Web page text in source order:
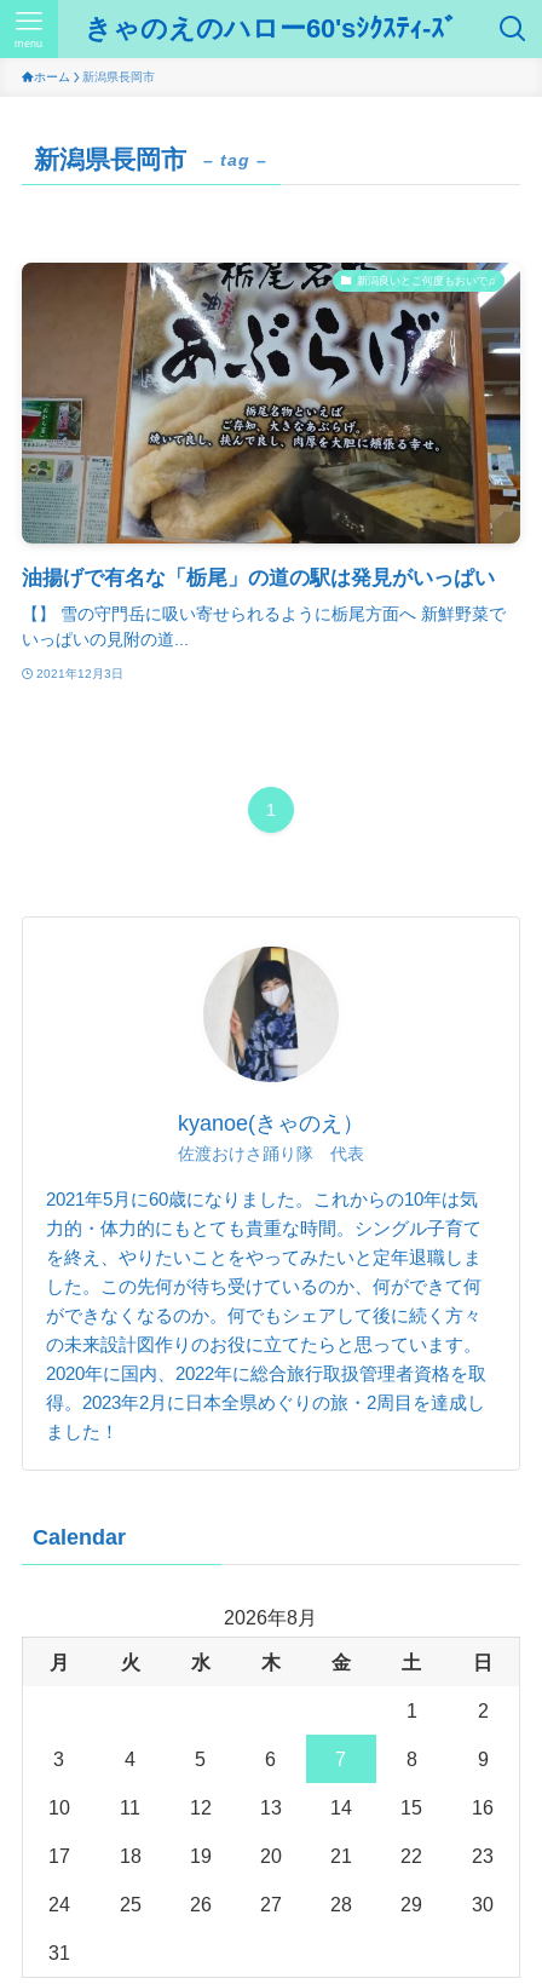
きゃのえのハロー60'sｼｸｽﾃｨ-ｽﾞ
menu
ホーム 新潟県長岡市
新潟県長岡市 – tag –
新潟良いとこ何度もおいで♫
油揚げで有名な「栃尾」の道の駅は発見がいっぱい
【】 雪の守門岳に吸い寄せられるように栃尾方面へ 新鮮野菜で
いっぱいの見附の道...
2021年12月3日
1
kyanoe(きゃのえ）
佐渡おけさ踊り隊 代表
2021年5月に60歳になりました。これからの10年は気
力的・体力的にもとても貴重な時間。シングル子育て
を終え、やりたいことをやってみたいと定年退職しま
した。この先何が待ち受けているのか、何ができて何
ができなくなるのか。何でもシェアして後に続く方々
の未来設計図作りのお役に立てたらと思っています。
2020年に国内、2022年に総合旅行取扱管理者資格を取
得。2023年2月に日本全県めぐりの旅・2周目を達成し
ました！
Calendar
2026年8月
月 火 水 木 金 土 日
1 2
3 4 5 6 7 8 9
10 11 12 13 14 15 16
17 18 19 20 21 22 23
24 25 26 27 28 29 30
31